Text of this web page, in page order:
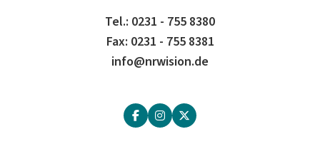
Tel.: 0231 - 755 8380
Fax: 0231 - 755 8381
info@nrwision.de